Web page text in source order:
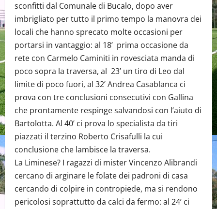
sconfitti dal Comunale di Bucalo, dopo aver
imbrigliato per tutto il primo tempo la manovra dei
locali che hanno sprecato molte occasioni per
portarsi in vantaggio: al 18’ prima occasione da
rete con Carmelo Caminiti in rovesciata manda di
poco sopra la traversa, al 23’ un tiro di Leo dal
limite di poco fuori, al 32’ Andrea Casablanca ci
prova con tre conclusioni consecutivi con Gallina
che prontamente respinge salvandosi con l’aiuto di
Bartolotta. Al 40’ ci prova lo specialista da tiri
piazzati il terzino Roberto Crisafulli la cui
conclusione che lambisce la traversa.
La Liminese? I ragazzi di mister Vincenzo Alibrandi
cercano di arginare le folate dei padroni di casa
cercando di colpire in contropiede, ma si rendono
pericolosi soprattutto da calci da fermo: al 24’ ci